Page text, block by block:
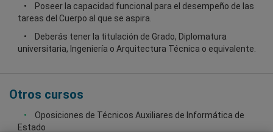
Poseer la capacidad funcional para el desempeño de las
tareas del Cuerpo al que se aspira.
Deberás tener la titulación de Grado, Diplomatura
universitaria, Ingeniería o Arquitectura Técnica o equivalente.
Otros cursos
Oposiciones de Técnicos Auxiliares de Informática de
Estado